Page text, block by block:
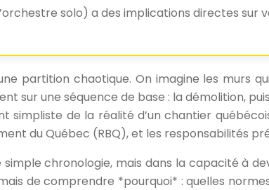
solo) a des implications directes sur
partition chaotique. On imagine les murs
sur une séquence de base : la démolition,
simpliste de la réalité d’un chantier
du Québec (RBQ), et les responsabilités
chronologie, mais dans la capacité à
de comprendre *pourquoi* : quelles